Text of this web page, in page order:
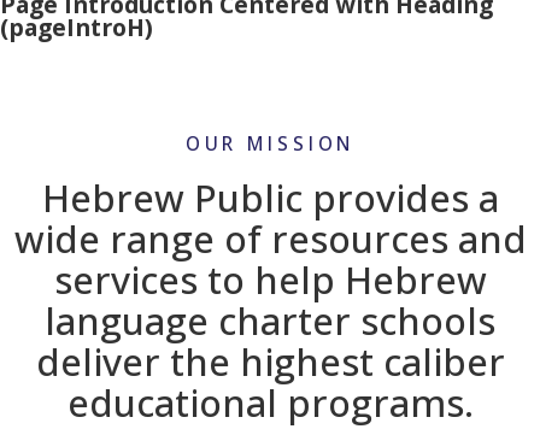
(pageIntroH)
OUR MISSION
Hebrew Public provides a
wide range of resources and
services to help Hebrew
language charter schools
deliver the highest caliber
educational programs.